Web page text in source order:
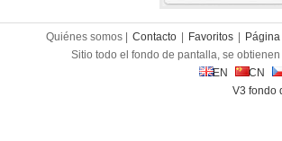
Quiénes somos | Contacto Favoritos
Sitio todo el fondo de pantalla, se
EN
CN
V3 fondo